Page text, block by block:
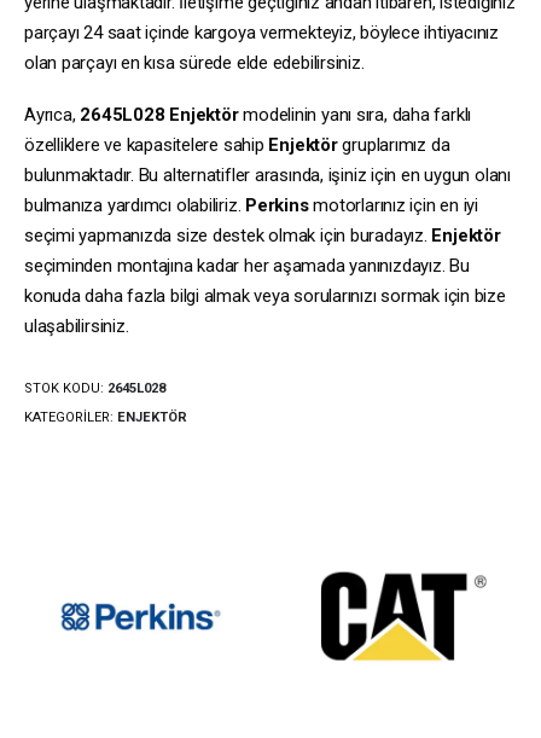
parçayı 24 saat içinde kargoya vermekteyiz, böylece ihtiyacınız
olan parçayı en kısa sürede elde edebilirsiniz.
Ayrıca, 2645L028 Enjektörmodelinin yanı sıra, daha farklı
özelliklere ve kapasitelere sahip Enjektörgruplarımız da
bulunmaktadır. Bu alternatifler arasında, işiniz için en uygun olanı
bulmanıza yardımcı olabiliriz. Perkinsmotorlarınız için en iyi
seçimi yapmanızda size destek olmak için buradayız. Enjektör
seçiminden montajına kadar her aşamada yanınızdayız. Bu
konuda daha fazla bilgi almak veya sorularınızı sormak için bize
ulaşabilirsiniz.
STOK KODU: 2645L028
KATEGORILER: ENJEKTÖR